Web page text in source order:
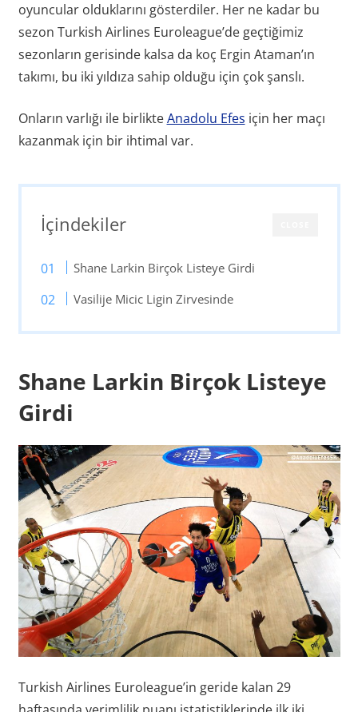
oyuncular olduklarını gösterdiler. Her ne kadar bu
sezon Turkish Airlines Euroleague’de geçtiğimiz
sezonların gerisinde kalsa da koç Ergin Ataman’ın
takımı, bu iki yıldıza sahip olduğu için çok şanslı.
Onların varlığı ile birlikteAnadolu Efes için her maçı
kazanmak için bir ihtimal var.
İçindekiler
Shane Larkin Birçok Listeye Girdi
Vasilije Micic Ligin Zirvesinde
Shane Larkin Birçok Listeye
Girdi
Turkish Airlines Euroleague’in geride kalan 29